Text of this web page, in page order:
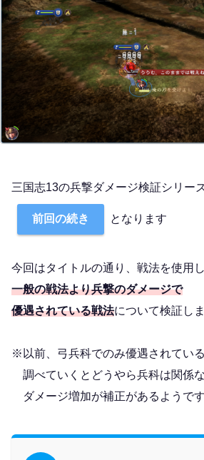
三国志13の兵撃ダメージ検証シリー
前回の続き となります
今回はタイトルの通り、戦法を使用し
一般の戦法より兵撃のダメージで
優遇されている戦法について検証し
※以前、弓兵科でのみ優遇されてい
調べていくとどうやら兵科は関係な
ダメージ増加が補正があるようです